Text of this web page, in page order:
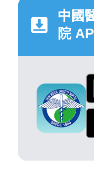
中國
院